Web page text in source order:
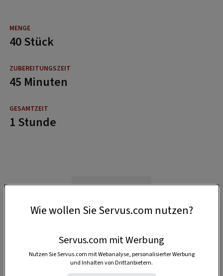
40 Stück
45 Minuten
1 Stunde
Wie wollen Sie Servus.com nutzen?
Servus.com mit Werbung
Nutzen Sie Servus.com mit Webanalyse, personalisierter Werbung
und Inhalten von Drittanbietern.